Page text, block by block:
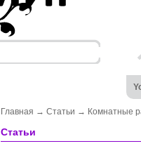
Главная → Статьи → Комнатные
Статьи